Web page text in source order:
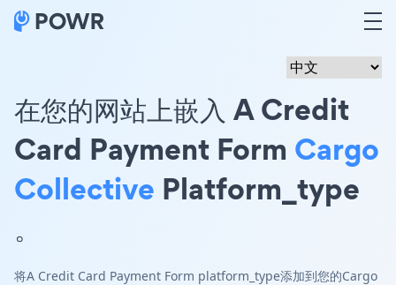
在您的网站上嵌入 A Credit
Card Payment Form Cargo
Collective Platform_type
。
将A Credit Card Payment Form platform_type添加到您的Cargo